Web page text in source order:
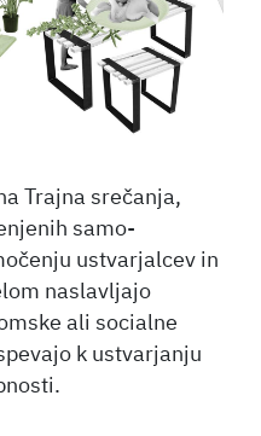
Trajna srečanja,
samo-
ustvarjalcev in
naslavljajo
ali socialne
k ustvarjanju